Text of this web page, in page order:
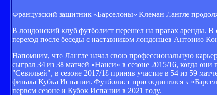
Французский защитник «Барселоны» Клеман Лангле
В лондонский клуб футболист перешел на правах аренды. В
переход после беседы с наставником лондонцев Антонио
Напомним, что Лангле начал свою профессиональную
сыграл 34 из 38 матчей «Нанси» в сезоне 2015/16, когда
"Севильей", в сезоне 2017/18 приняв участие в 54 из 59
финала Кубка Испании. Футболист присоединился к
первом сезоне и Кубок Испании в 2021 году.